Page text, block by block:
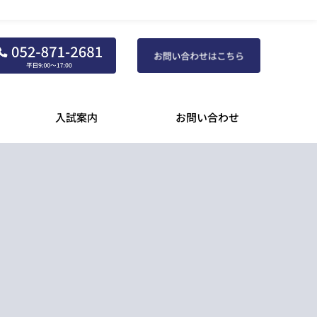
入試案内 お問い合わせ